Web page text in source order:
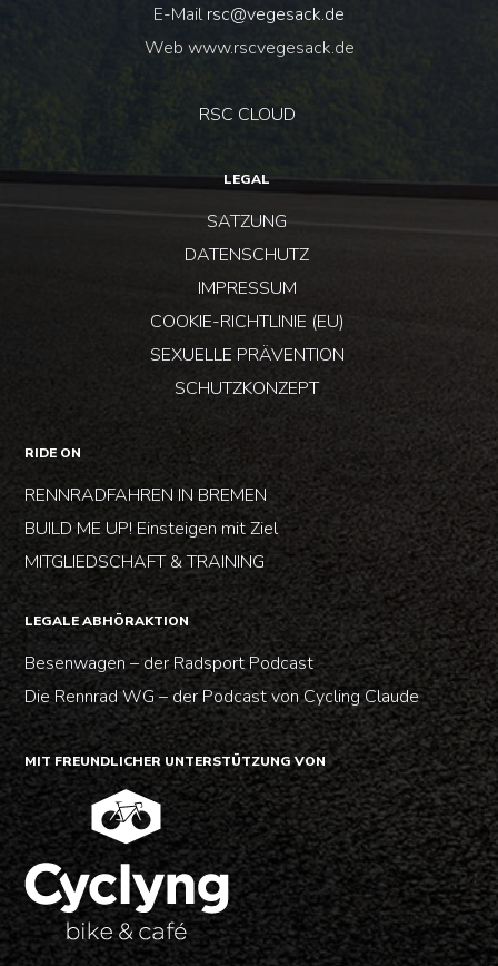
E-Mailrsc@vegesack.de
Web www.rscvegesack.de
RSC CLOUD
LEGAL
SATZUNG
DATENSCHUTZ
IMPRESSUM
COOKIE-RICHTLINIE (EU)
SEXUELLE PRÄVENTION
SCHUTZKONZEPT
RIDE ON
RENNRADFAHREN IN BREMEN
BUILD ME UP! Einsteigen mit Ziel
MITGLIEDSCHAFT & TRAINING
LEGALE ABHÖRAKTION
Besenwagen – der Radsport Podcast
Die Rennrad WG – der Podcast von Cycling Claude
MIT FREUNDLICHER UNTERSTÜTZUNG VON